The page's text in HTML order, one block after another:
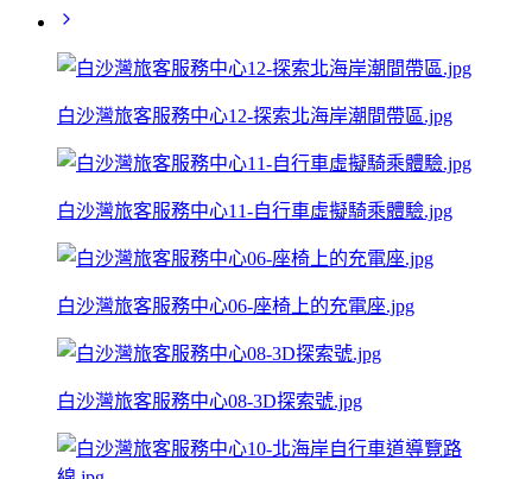
白沙灣旅客服務中心12-探索北海岸潮間帶區.jpg
白沙灣旅客服務中心11-自行車虛擬騎乘體驗.jpg
白沙灣旅客服務中心06-座椅上的充電座.jpg
白沙灣旅客服務中心08-3D探索號.jpg